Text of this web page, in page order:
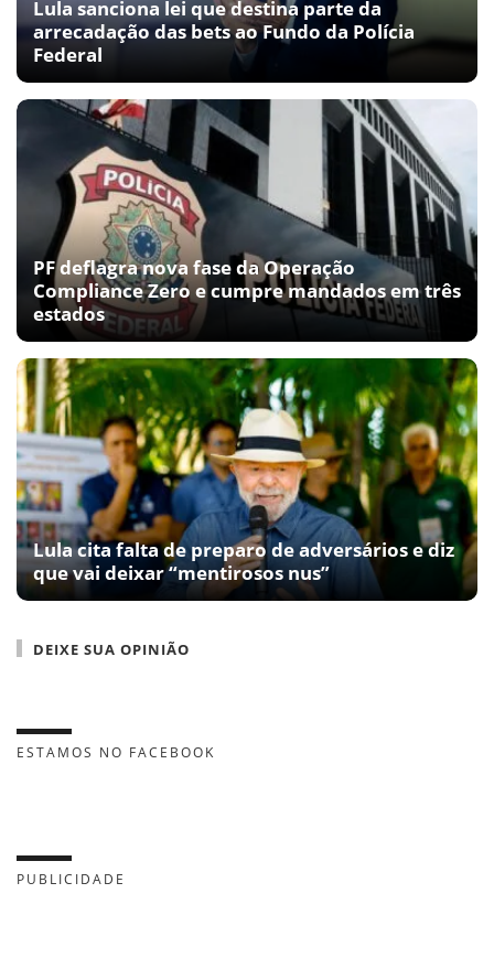
Lula sanciona lei que destina parte da
arrecadação das bets ao Fundo da Polícia
Federal
PF deflagra nova fase da Operação
Compliance Zero e cumpre mandados em três
estados
Lula cita falta de preparo de adversários e diz
que vai deixar “mentirosos nus”
DEIXE SUA OPINIÃO
ESTAMOS NO FACEBOOK
PUBLICIDADE